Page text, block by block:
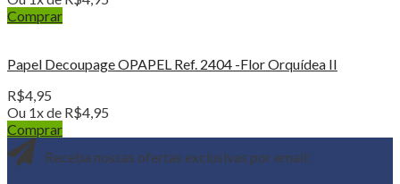
Comprar
Papel Decoupage OPAPEL Ref. 2404 -Flor Orquídea II
R$4,95
Ou 1x de R$4,95
Comprar
Receba nossas ofertas exclusivas por email: